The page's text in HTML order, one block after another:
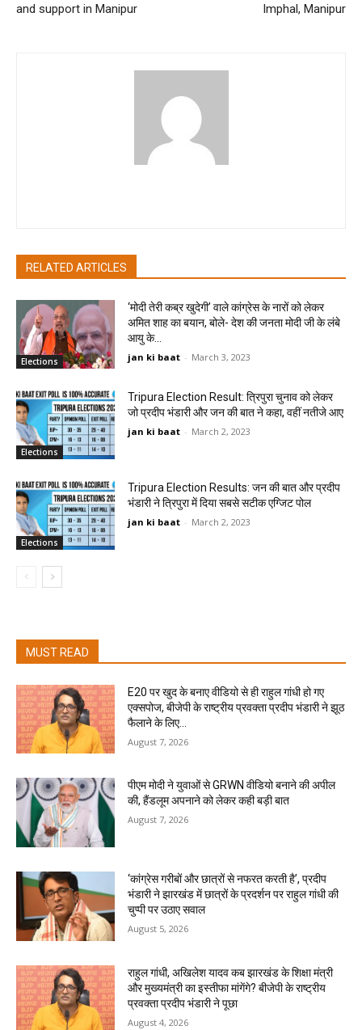
and support in Manipur
Imphal, Manipur
RELATED ARTICLES
Elections
‘मोदी तेरी कब्र खुदेगी’ वाले कांग्रेस के नारों को लेकर
अमित शाह का बयान, बोले- देश की जनता मोदी जी के लंबे
आयु के...
jan ki baat - March 3, 2023
Elections
Tripura Election Result: त्रिपुरा चुनाव को लेकर
जो प्रदीप भंडारी और जन की बात ने कहा, वहीं नतीजे आए
jan ki baat - March 2, 2023
Elections
Tripura Election Results: जन की बात और प्रदीप
भंडारी ने त्रिपुरा में दिया सबसे सटीक एग्जिट पोल
jan ki baat - March 2, 2023
MUST READ
E20 पर खुद के बनाए वीडियो से ही राहुल गांधी हो गए
एक्सपोज, बीजेपी के राष्ट्रीय प्रवक्ता प्रदीप भंडारी ने झूठ
फैलाने के लिए...
August 7, 2026
पीएम मोदी ने युवाओं से GRWN वीडियो बनाने की अपील
की, हैंडलूम अपनाने को लेकर कही बड़ी बात
August 7, 2026
‘कांग्रेस गरीबों और छात्रों से नफरत करती है’, प्रदीप
भंडारी ने झारखंड में छात्रों के प्रदर्शन पर राहुल गांधी की
चुप्पी पर उठाए सवाल
August 5, 2026
राहुल गांधी, अखिलेश यादव कब झारखंड के शिक्षा मंत्री
और मुख्यमंत्री का इस्तीफा मांगेंगे? बीजेपी के राष्ट्रीय
प्रवक्ता प्रदीप भंडारी ने पूछा
August 4, 2026